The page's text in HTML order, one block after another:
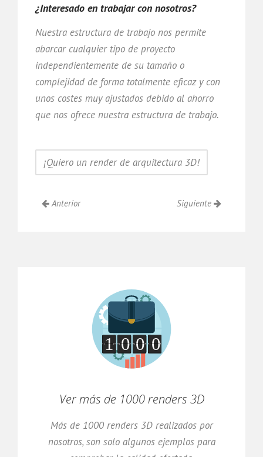
¿Interesado en trabajar con nosotros?
Nuestra estructura de trabajo nos permite
abarcar cualquier tipo de proyecto
independientemente de su tamaño o
complejidad de forma totalmente eficaz y con
unos costes muy ajustados debido al ahorro
que nos ofrece nuestra estructura de trabajo.
¡Quiero un render de arquitectura 3D!
Anterior Siguiente
Ver más de 1000 renders 3D
Más de 1000 renders 3D realizados por
nosotros, son solo algunos ejemplos para